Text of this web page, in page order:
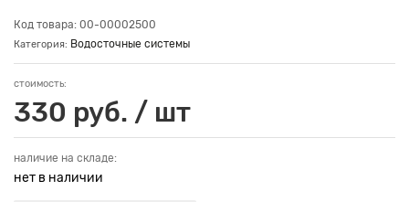
Код товара: 00-00002500
Категория: Водосточные системы
стоимость:
330 руб. / шт
наличие на складе:
нет в наличии